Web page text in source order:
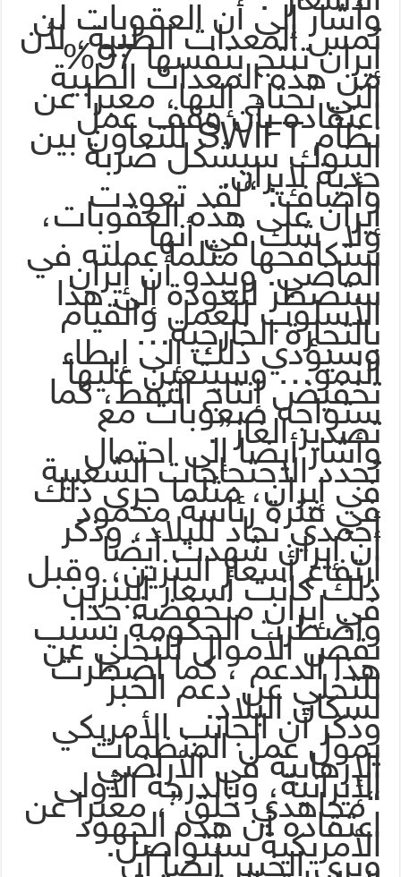
وأشار إلى أن العقوبات لن
تمس المعدات الطبية، لأن
إيران تنتج بنفسها 97%
من هذه المعدات الطبية
التي تحتاج إليها، معبرا عن
اعتقاده بأن وقف عمل
نظام SWIFT للتعاون بين
البنوك سيشكل ضربة
جدية لإيران.
وأضاف: “لقد تعودت
إيران على هذه العقوبات،
ولا شك في أنها
ستكافحها مثلما عملته في
الماضي. ويبدو أن إيران
ستضطر للعودة إلى هذا
الأسلوب للعمل والقيام
بالتجارة الخارجية…
وسيؤدي ذلك إلى إبطاء
النمو… وسيتعين عليها
تخفيض إنتاج النفط، كما
ستواجه صعوبات مع
تصدير الغاز”.
وأشار أيضا إلى احتمال
تجدد الاحتجاجات الشعبية
في إيران، مثلما جرى ذلك
في فترة رئاسة محمود
أحمدي نجاد للبلاد، وذكر
أن إيران شهدت أيضا
ارتفاع أسعار البنزين، وقبل
ذلك كانت أسعار البنزين
في إيران منخفضة جدا.
واضطرت الحكومة بسبب
نقص الأموال للتخلي عن
هذا الدعم ، كما اضطرت
للتخلي عن دعم الخبز
لسكان البلاد.
وذكر أن الجانب الأمريكي
يمول عمل المنظمات
الإرهابية في الأراضي
الإيرانية، وبالدرجة الأولى
“مجاهدي خلق”، معبرا عن
اعتقاده أن هذه الجهود
الأمريكية ستتواصل.
ويرى الخبير أيضا أن